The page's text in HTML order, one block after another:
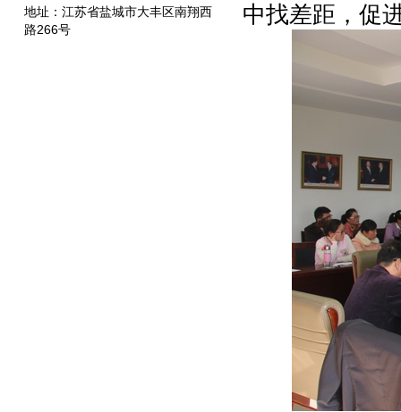
地址：江苏省盐城市大丰区南翔西
路266号
中找差距，促